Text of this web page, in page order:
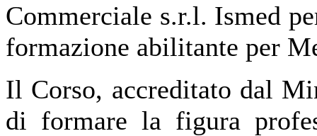
Commerciale s.r.l. Ismed
formazione abilitante per
Il Corso, accreditato dal
di formare la figura